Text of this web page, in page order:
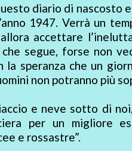
diario di nascosto
1947. Verrà un
accettare
che segue, forse non
la speranza che un
non potranno più
e neve sotto di
per un migliore
e rossastre”.